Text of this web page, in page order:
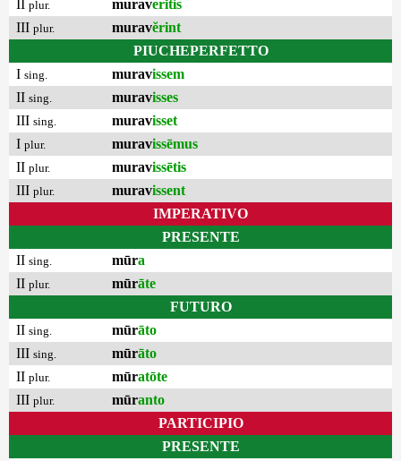
plur. muraverĭtis
III plur. muravĕrint
PIUCHEPERFETTO
I sing. muravissem
II sing. muravisses
III sing. muravisset
I plur. muravissēmus
II plur. muravissētis
III plur. muravissent
IMPERATIVO
PRESENTE
II sing. mūra
II plur. mūrāte
FUTURO
II sing. mūrāto
III sing. mūrāto
II plur. mūratōte
III plur. mūranto
PARTICIPIO
PRESENTE